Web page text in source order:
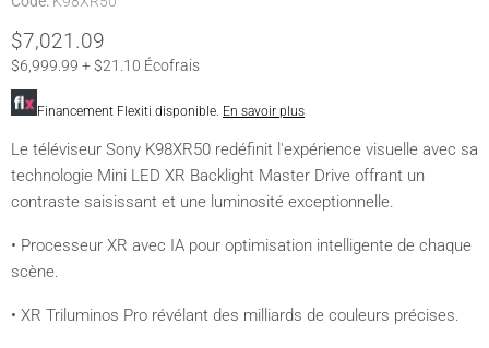
$7,021.09
$6,999.99 + $21.10 Écofrais
Financement Flexiti disponible. En savoir plus
Le téléviseur Sony K98XR50 redéfinit l'expérience visuelle avec sa
technologie Mini LED XR Backlight Master Drive offrant un
contraste saisissant et une luminosité exceptionnelle.
• Processeur XR avec IA pour optimisation intelligente de chaque
scène.
• XR Triluminos Pro révélant des milliards de couleurs précises.